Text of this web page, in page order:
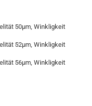
50µm, Winkligkeit
52µm, Winkligkeit
56µm, Winkligkeit